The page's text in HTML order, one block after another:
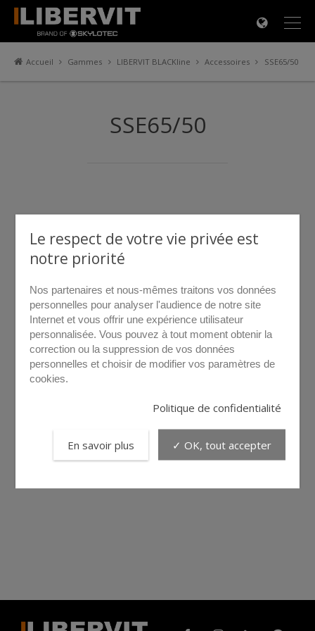
Accueil Gammes LIBERVIT BLACKline Accessoires SSE65/50
SSE65/50
×
Le respect de votre vie privée est
notre priorité
Nos partenaires et nous-mêmes traitons vos données
personnelles pour analyser l'audience de notre site
Internet et vous offrir une expérience utilisateur
personnalisée. Vous pouvez à tout moment obtenir la
correction ou la suppression de vos données
personnelles et choisir de modifier vos paramètres de
cookies.
Politique de confidentialité
En savoir plus ✓ OK, tout accepter